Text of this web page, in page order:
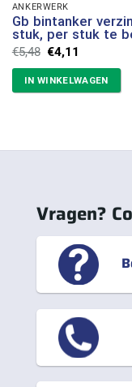
ANKERWERK
Gb bintanker
stuk, per stuk te
€5,48 Oorspronkelijke
prijs
was:
€5,48.
€4,11
is:
€4,11.
IN WINKELWAGEN
Vragen?